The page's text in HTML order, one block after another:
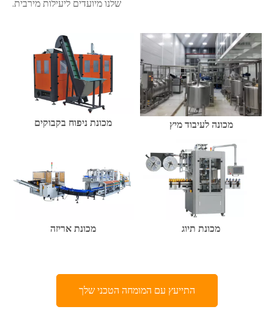
שלנו מיועדים ליעילות מירבית.
מכונה לעיבוד מיץ מכונת ניפוח בקבוקים
מכונת תיוג מכונת אריזה
התייעץ עם המומחה הטכני שלך